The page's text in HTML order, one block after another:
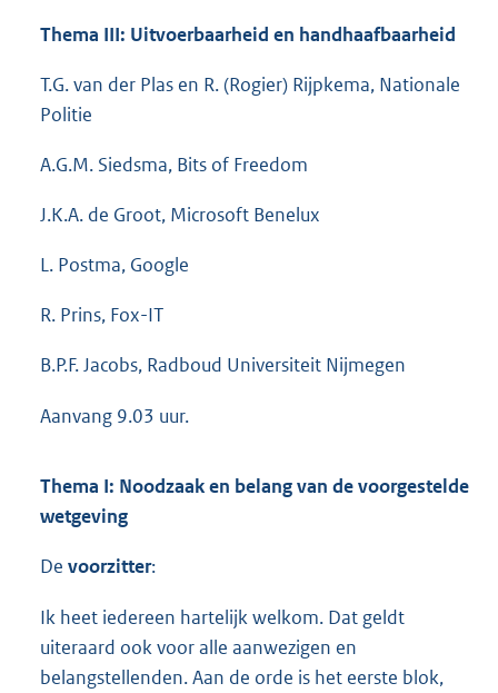
Thema III: Uitvoerbaarheid en handhaafbaarheid
T.G. van der Plas en R. (Rogier) Rijpkema, Nationale
Politie
A.G.M. Siedsma, Bits of Freedom
J.K.A. de Groot, Microsoft Benelux
L. Postma, Google
R. Prins, Fox-IT
B.P.F. Jacobs, Radboud Universiteit Nijmegen
Aanvang 9.03 uur.
Thema I: Noodzaak en belang van de voorgestelde
wetgeving
De voorzitter:
Ik heet iedereen hartelijk welkom. Dat geldt
uiteraard ook voor alle aanwezigen en
belangstellenden. Aan de orde is het eerste blok,